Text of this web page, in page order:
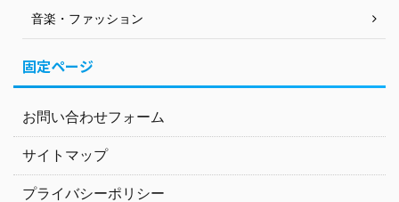
音楽・ファッション
固定ページ
お問い合わせフォーム
サイトマップ
プライバシーポリシー